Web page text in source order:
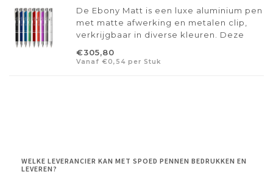
De Ebony Matt is een luxe aluminium pen
met matte afwerking en metalen clip,
verkrijgbaar in diverse kleuren. Deze
inclusief gravering en is al te
€305,80
Vanaf €0,54 per Stuk
WELKE LEVERANCIER KAN MET SPOED PENNEN BEDRUKKEN EN
LEVEREN?